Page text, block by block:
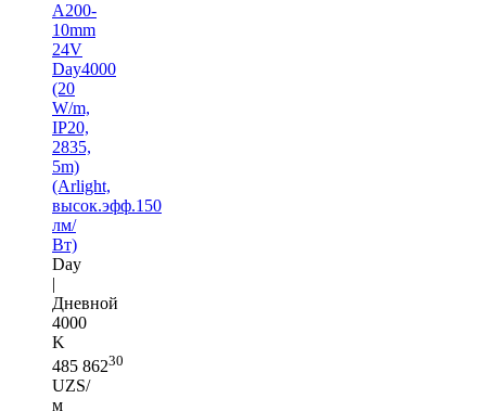
A200-
10mm
24V
Day4000
(20
W/m,
IP20,
2835,
5m)
(Arlight,
высок.эфф.150
лм/
Вт)
Day
|
Дневной
4000
K
485 86230
UZS/
м